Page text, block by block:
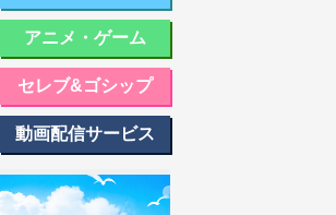
アニメ・ゲーム
セレブ&ゴシップ
動画配信サービス